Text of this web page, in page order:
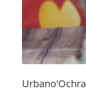
Urbano'Ochra